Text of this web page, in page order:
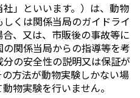
」といいます。）は、動物
くは関係当局のガイドライ
、又は、市販後の事故等に
関係当局からの指導等を考
の安全性の説明又は保証が
方法が動物実験しかない場
物実験を行いません。